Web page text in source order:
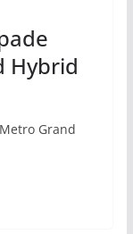
Hybrid
Grand